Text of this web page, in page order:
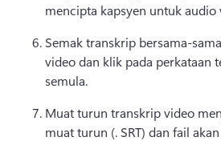
mencipta kapsyen untuk audio
Semak transkrip bersama-
video dan klik pada perkataan
semula.
Muat turun transkrip video
muat turun (. SRT) dan fail